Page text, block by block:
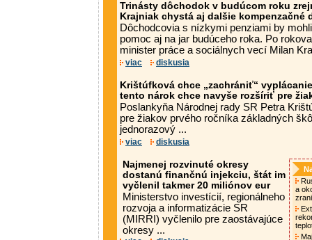
Trinásty dôchodok v budúcom roku
Krajniak chystá aj dalšie kompenzačné
Dôchodcovia s nízkymi penziami by
pomoc aj na jar budúceho roka. Po
minister práce a sociálnych vecí Milan
viac diskusia
Krištúfková chce „zachrániť“
tento nárok chce navyše rozšíriť pre
Poslankyňa Národnej rady SR Petra
pre žiakov prvého ročníka základných
jednorazový ...
viac diskusia
Najmenej rozvinuté okresy
dostanú finančnú injekciu, štát im
vyčlenil takmer 20 miliónov eur
Ministerstvo investícií, regionálneho
rozvoja a informatizácie SR
(MIRRI) vyčlenilo pre zaostávajúce
okresy ...
a